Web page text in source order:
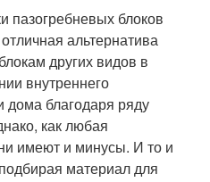
пазогребневых блоков
альтернатива
других видов в
внутреннего
дома благодаря ряду
как любая
имеют и минусы. И то и
материал для